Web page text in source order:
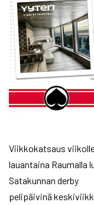
Viikkokatsaus
lauantaina Raumalla
Satakunnan derby
pelipäivinä